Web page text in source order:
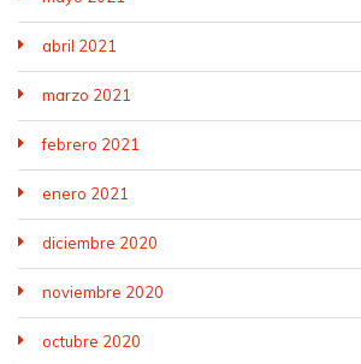
abril 2021
marzo 2021
febrero 2021
enero 2021
diciembre 2020
noviembre 2020
octubre 2020